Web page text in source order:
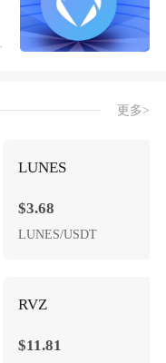
更多>
LUNES
$3.68
LUNES/USDT
RVZ
$11.81